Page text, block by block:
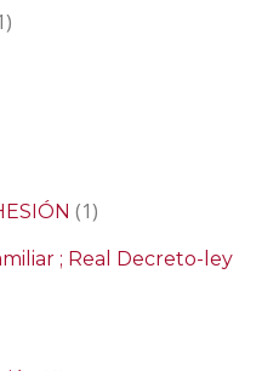
(1)
; Real Decreto-ley